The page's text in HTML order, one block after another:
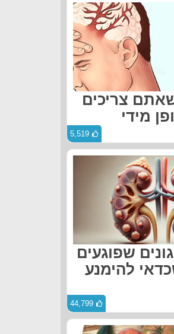
שאתם צריכים
מידי
5,519
שפוגעים
להימנע
44,799